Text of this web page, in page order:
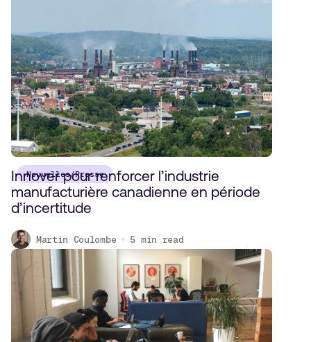
Nouvelles/Presse
Innover pour renforcer l’industrie
manufacturière canadienne en période
d’incertitude
Martin Coulombe 5 min read